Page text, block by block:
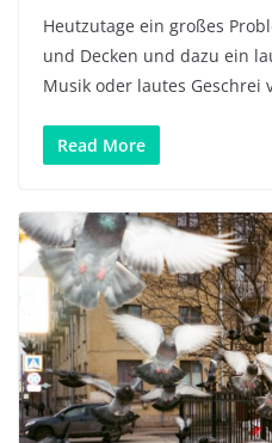
Heutzutage ein großes
und Decken und dazu ein
Musik oder lautes Geschrei
Read More